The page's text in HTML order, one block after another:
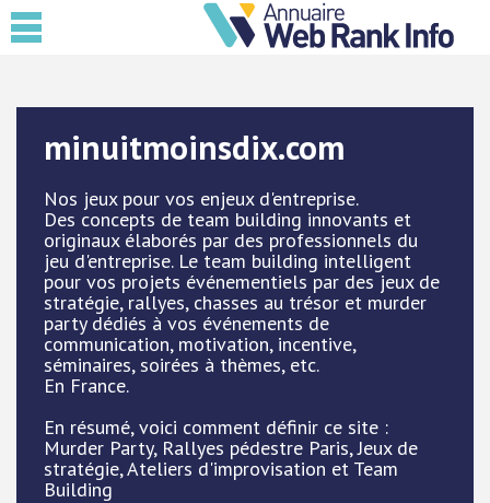
minuitmoinsdix.com
Nos jeux pour vos enjeux d'entreprise.
Des concepts de team building innovants et
originaux élaborés par des professionnels du
jeu d'entreprise. Le team building intelligent
pour vos projets événementiels par des jeux de
stratégie, rallyes, chasses au trésor et murder
party dédiés à vos événements de
communication, motivation, incentive,
séminaires, soirées à thèmes, etc.
En France.
En résumé, voici comment définir ce site :
Murder Party, Rallyes pédestre Paris, Jeux de
stratégie, Ateliers d'improvisation et Team
Building